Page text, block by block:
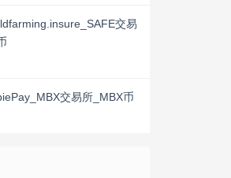
交易
交易所_MBX币